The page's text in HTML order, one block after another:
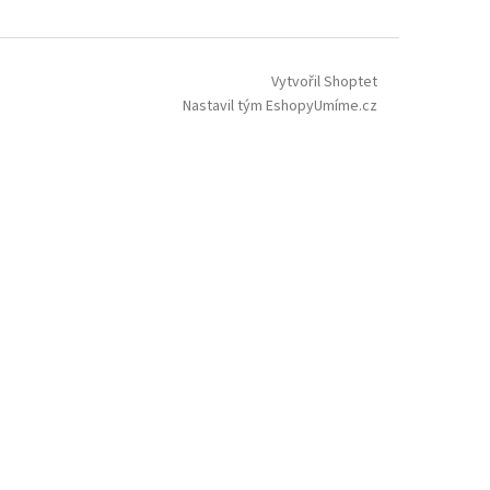
Vytvořil Shoptet
Nastavil tým EshopyUmíme.cz